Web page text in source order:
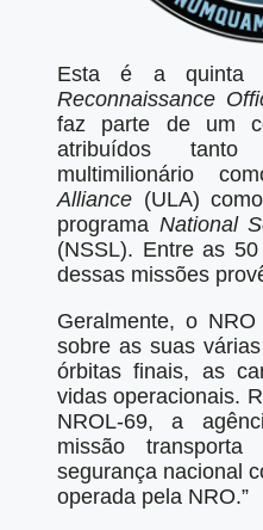
Esta é a quinta
Reconnaissance
faz parte de um
atribuídos
multimilionário
Alliance (ULA)
programa National
(NSSL). Entre as
dessas missões
Geralmente, o
sobre as suas
órbitas finais, as
vidas operacionais.
NROL-69, a
missão
segurança nacional
operada pela NRO.”